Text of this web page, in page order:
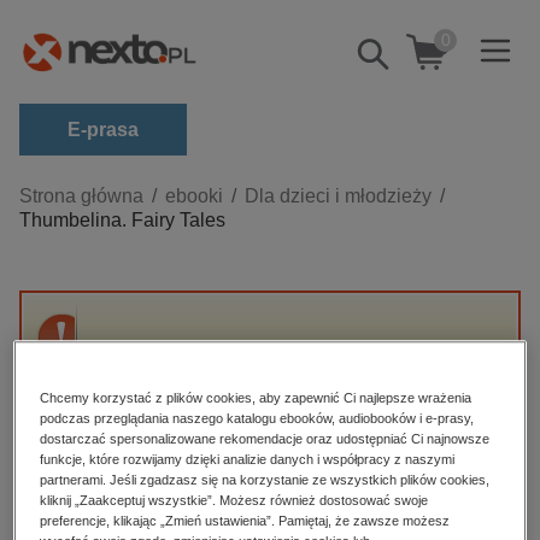
Pokaż/schowaj
wyszukiwarkę
0
E-prasa
Kategorie
Zobacz wszystkie E-prasa
budownictwo, aranżacja wnętrz
dzienniki
edukacja
hobby, sport, rozrywka
komputery, internet, technologie, informatyka
Strona główna ebooki
Dla dzieci i młodzieży
Thumbelina. Fairy Tales
Przepraszamy, ale produkt „Thumbelina. Fairy
High-contrast mode
Polecane
Chcemy korzystać z plików cookies, aby zapewnić Ci najlepsze wrażenia
podczas przeglądania naszego katalogu ebooków, audiobooków i e-prasy,
dostarczać spersonalizowane rekomendacje oraz udostępniać Ci najnowsze
funkcje, które rozwijamy dzięki analizie danych i współpracy z naszymi
partnerami. Jeśli zgadzasz się na korzystanie ze wszystkich plików cookies,
kliknij „Zaakceptuj wszystkie”. Możesz również dostosować swoje
preferencje, klikając „Zmień ustawienia”. Pamiętaj, że zawsze możesz